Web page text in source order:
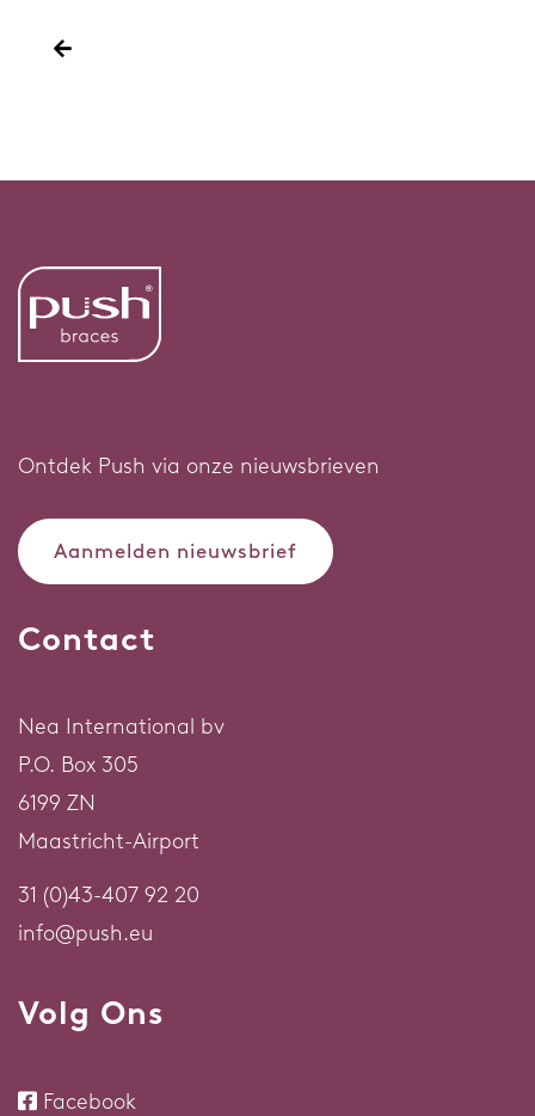
Over onze onderneming
Research & Development
Werken bij
Contact
Home
Ontdek Push via onze nieuwsbrieven
Aanmelden nieuwsbrief
Contact
Nea International bv
P.O. Box 305
6199 ZN
Maastricht-Airport
31 (0)43-407 92 20
info@push.eu
Volg Ons
Facebook